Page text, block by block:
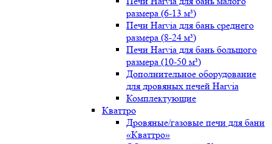
размера (6-13 м³)
Печи Harvia для бань среднего
размера (8-24 м³)
Печи Harvia для бань большого
размера (10-50 м³)
Дополнительное оборудование
для дровяных печей Harvia
Комплектующие
Кваттро
Дровяные/газовые печи для бани
«Кваттро»